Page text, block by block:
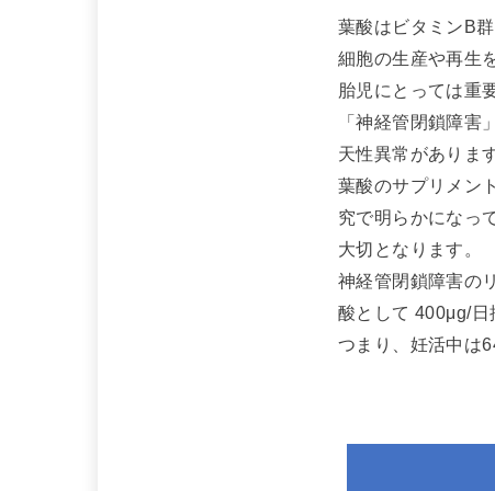
葉酸はビタミンB
細胞の生産や再生
胎児にとっては重
「神経管閉鎖障
天性異常がありま
葉酸のサプリメン
究で明らかになっ
大切となります。
神経管閉鎖障害の
酸として 400μg/日
つまり、妊活中は